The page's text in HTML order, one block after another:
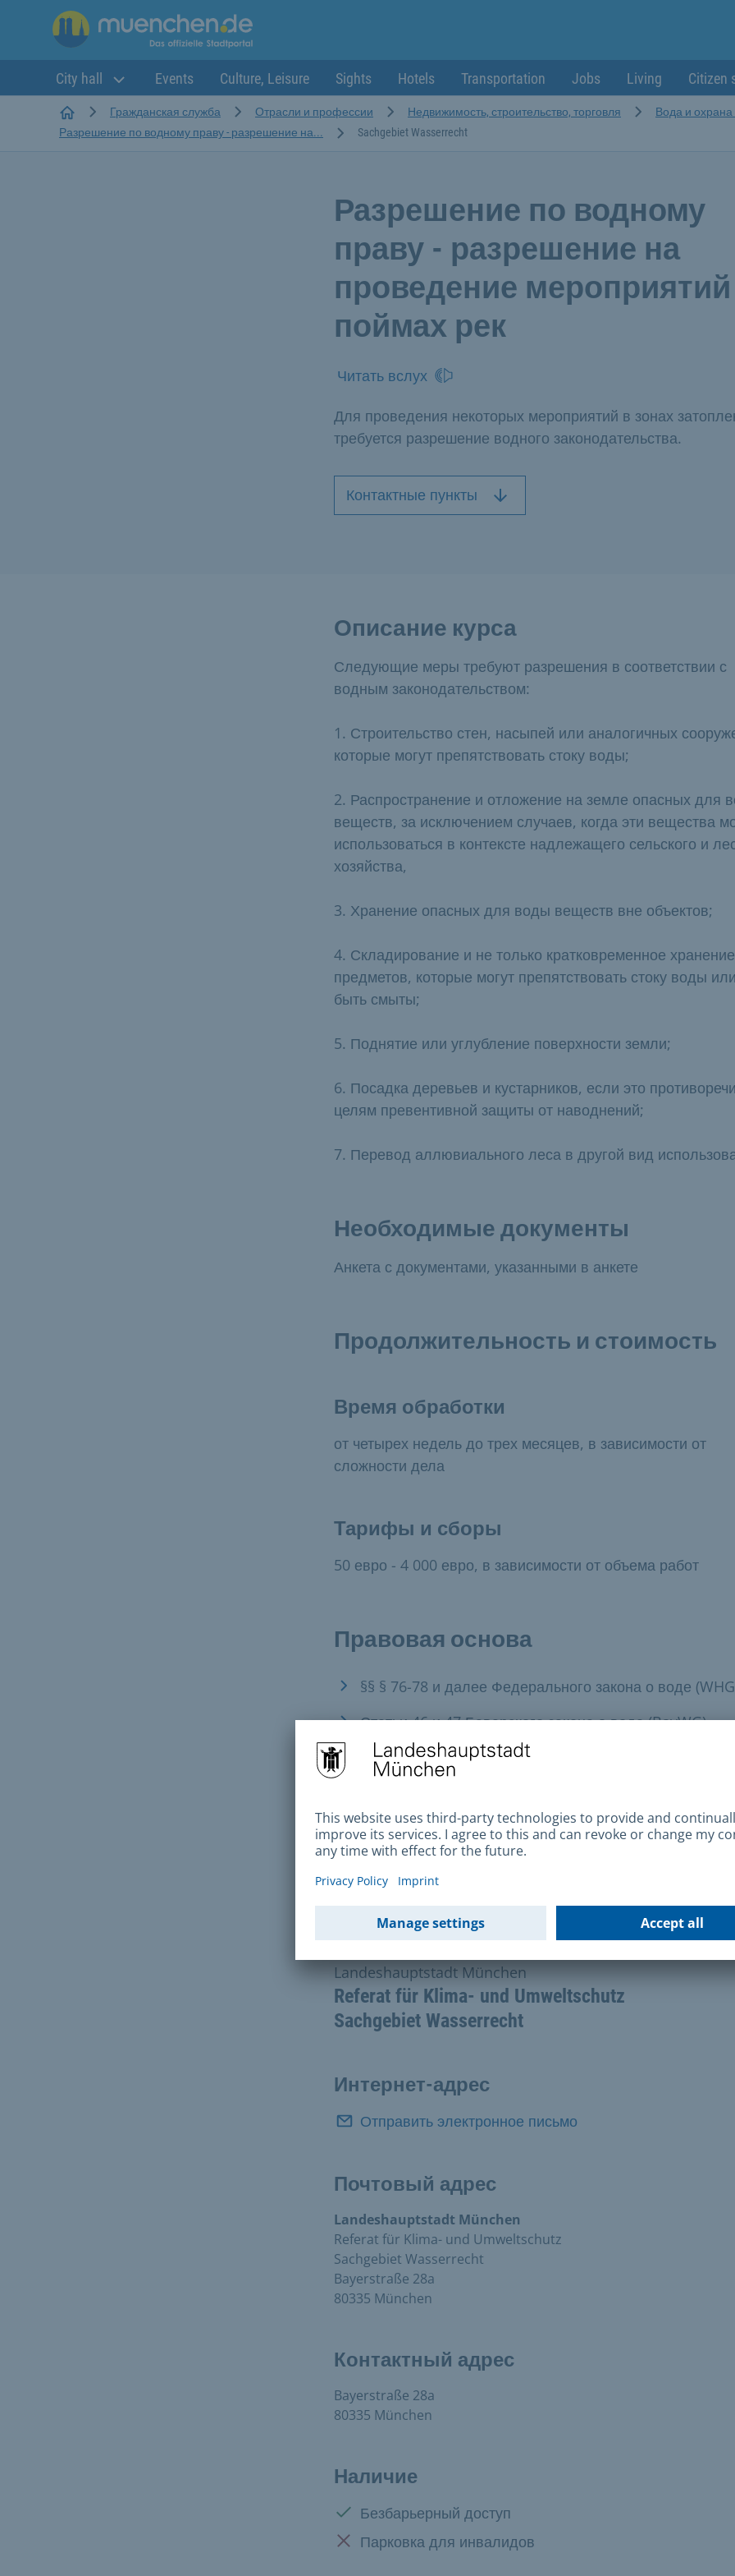
City hall Events Culture, Leisure Sights Hotels Transportation Jobs Living Citizen
StartseiteГражданская служба Отрасли и профессии Недвижимость, строительство, торговля
Вода и
Разрешение по водному праву - разрешение на...
Sachgebiet Wasserrecht
Разрешение по водному
праву - разрешение на
проведение
поймах рек
Читать вслух
Для проведения некоторых мероприятий в зонах
требуется разрешение водного законодательства.
Контактные пункты
Описание курса
Следующие меры требуют разрешения в соответствии с
водным законодательством:
1. Строительство стен, насыпей или аналогичных
которые могут препятствовать стоку воды;
2. Распространение и отложение на земле опасных для
веществ, за исключением случаев, когда эти вещества
использоваться в контексте надлежащего сельского и
хозяйства,
3. Хранение опасных для воды веществ вне объектов;
4. Складирование и не только кратковременное хранение
предметов, которые могут препятствовать стоку воды
быть смыты;
5. Поднятие или углубление поверхности земли;
6. Посадка деревьев и кустарников, если это
целям превентивной защиты от наводнений;
7. Перевод аллювиального леса в другой вид
Необходимые документы
Анкета с документами, указанными в анкете
Продолжительность и стоимость
Время обработки
от четырех недель до трех месяцев, в зависимости от
сложности дела
Тарифы и сборы
50 евро - 4 000 евро, в зависимости от объема работ
Правовая основа
§§ § 76-78 и далее Федерального закона о воде
Статьи 46 и 47 Баварского закона о воде (BayWG)
Постановления о поймах
Свяжитесь с нами
Referat für Klima- und Umweltschutz
Sachgebiet Wasserrecht
Landeshauptstadt München
Интернет-адрес
Отправить электронное письмо
Почтовый адрес
Landeshauptstadt München
Referat für Klima- und Umweltschutz
Sachgebiet Wasserrecht
Bayerstraße 28a
80335 München
Контактный адрес
Bayerstraße 28a
80335 München
Наличие
Доступно:
Безбарьерный доступ
Нет в наличии:
Парковка для инвалидов